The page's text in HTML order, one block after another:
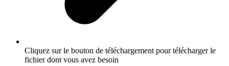
Cliquez sur le bouton de téléchargement pour télécharger le
fichier dont vous avez besoin